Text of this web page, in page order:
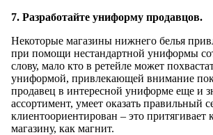
7. Разработайте униформу продавцов.
Некоторые магазины нижнего белья
при помощи нестандартной униформы
слову, мало кто в ретейле может
униформой, привлекающей внимание
продавец в интересной униформе еще и
ассортимент, умеет оказать правильный
клиентоориентирован – это притягивает
магазину, как магнит.